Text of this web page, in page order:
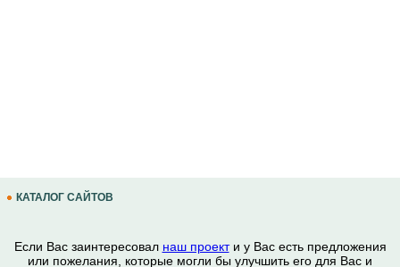
КАТАЛОГ САЙТОВ
Если Вас заинтересовал наш проекти у Вас есть предложения
или пожелания, которые могли бы улучшить его для Вас и